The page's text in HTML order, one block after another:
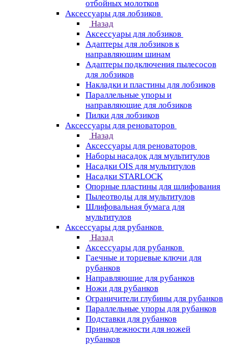
отбойных молотков
Аксессуары для лобзиков
Назад
Аксессуары для лобзиков
Адаптеры для лобзиков к
направляющим шинам
Адаптеры подключения пылесосов
для лобзиков
Накладки и пластины для лобзиков
Параллельные упоры и
направляющие для лобзиков
Пилки для лобзиков
Аксессуары для реноваторов
Назад
Аксессуары для реноваторов
Наборы насадок для мультитулов
Насадки OIS для мультитулов
Насадки STARLOCK
Опорные пластины для шлифования
Пылеотводы для мультитулов
Шлифовальная бумага для
мультитулов
Аксессуары для рубанков
Назад
Аксессуары для рубанков
Гаечные и торцевые ключи для
рубанков
Направляющие для рубанков
Ножи для рубанков
Ограничители глубины для рубанков
Параллельные упоры для рубанков
Подставки для рубанков
Принадлежности для ножей
рубанков